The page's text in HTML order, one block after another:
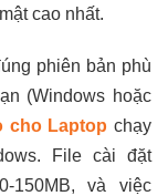
cao nhất.
phiên bản phù
(Windows hoặc
cho Laptop chạy
File cài đặt
150MB, và việc